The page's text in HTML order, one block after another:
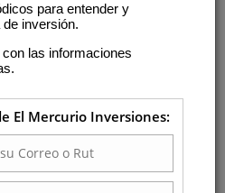
para entender y
inversión.
las informaciones
El Mercurio Inversiones: